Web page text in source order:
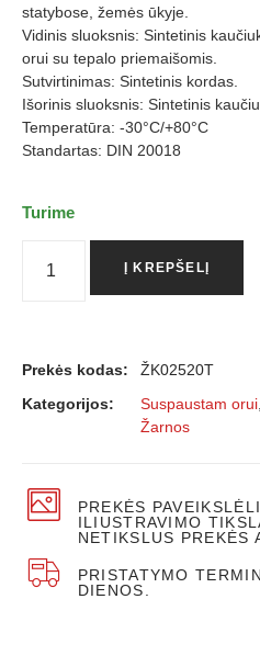
statybose, žemės ūkyje.
Vidinis sluoksnis: Sintetinis
orui su tepalo priemaišomis.
Sutvirtinimas: Sintetinis kordas.
Išorinis sluoksnis: Sintetinis
Temperatūra: -30°C/+80°C
Standartas: DIN 20018
Turime
Į KREPŠELĮ
Prekės kodas:
ŽK02520T
Kategorijos:
Suspaustam orui
Žarnos
PREKĖS
ILIUSTRAVIMO
NETIKSLUS PREKĖS
PRISTATYMO
DIENOS.